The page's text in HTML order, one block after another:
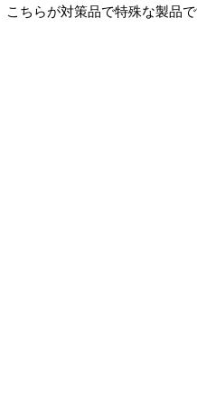
こちらが対策品で特殊な製品